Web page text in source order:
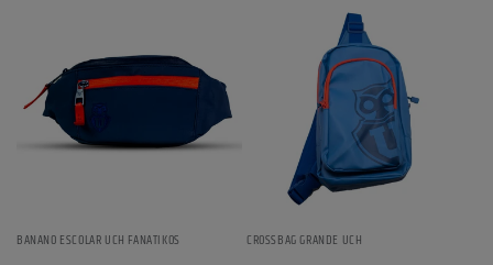
BANANO ESCOLAR UCH FANATIKOS CROSSBAG GRANDE UCH